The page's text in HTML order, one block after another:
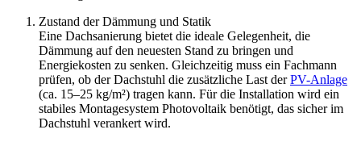
Zustand der Dämmung und Statik
Eine Dachsanierung bietet die ideale Gelegenheit, die
Dämmung auf den neuesten Stand zu bringen und
Energiekosten zu senken. Gleichzeitig muss ein Fachmann
prüfen, ob der Dachstuhl die zusätzliche Last derPV-Anlage
(ca. 15–25 kg/m²) tragen kann. Für die Installation wird ein
stabiles Montagesystem Photovoltaik benötigt, das sicher im
Dachstuhl verankert wird.